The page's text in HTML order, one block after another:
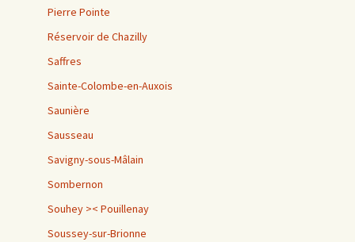
Pierre Pointe
Réservoir de Chazilly
Saffres
Sainte-Colombe-en-Auxois
Saunière
Sausseau
Savigny-sous-Mâlain
Sombernon
Souhey >< Pouillenay
Soussey-sur-Brionne